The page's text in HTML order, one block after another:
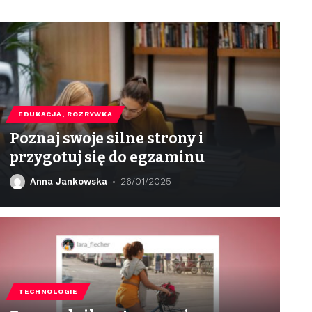
EDUKACJA, ROZRYWKA
Poznaj swoje silne strony i
przygotuj się do egzaminu
Anna Jankowska 26/01/2025
TECHNOLOGIE